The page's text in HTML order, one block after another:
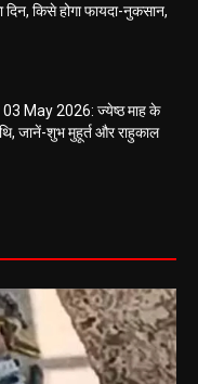
2026 : सभी 12 राशियों के
किसे होगा फायदा-नुकसान,
May 2026: ज्येष्ठ माह के